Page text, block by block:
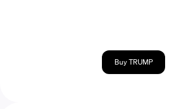
Buy TRUMP